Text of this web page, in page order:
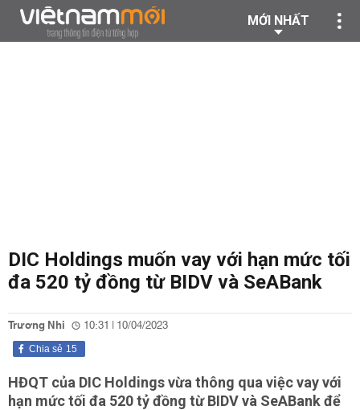
MỚI NHẤT
DIC Holdings muốn vay với hạn mức tối
đa 520 tỷ đồng từ BIDV và SeABank
Trương Nhi 10:31 | 10/04/2023
15
Chia sẻ
HĐQT của DIC Holdings vừa thông qua việc vay với
hạn mức tối đa 520 tỷ đồng từ BIDV và SeABank để